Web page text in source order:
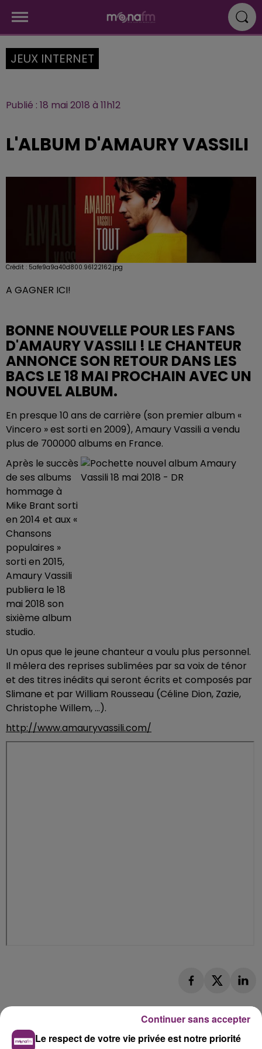
JEUX INTERNET
Publié : 18 mai 2018 à 11h12
L'ALBUM D'AMAURY VASSILI
Crédit : 5afe9a9a40d800.96122162.jpg
A GAGNER ICI!
BONNE NOUVELLE POUR LES FANS
D'AMAURY VASSILI ! LE CHANTEUR
ANNONCE SON RETOUR DANS LES
BACS LE 18 MAI PROCHAIN AVEC UN
NOUVEL ALBUM.
En presque 10 ans de carrière (son premier album «
Vincero » est sorti en 2009), Amaury Vassili a vendu
plus de 700000 albums en France.
Après le succès
de ses albums
hommage à
Mike Brant sorti
en 2014 et aux «
Chansons
populaires »
sorti en 2015,
Amaury Vassili
publiera le 18
mai 2018 son
sixième album
studio.
Un opus que le jeune chanteur a voulu plus personnel.
Il mêlera des reprises sublimées par sa voix de ténor
et des titres inédits qui seront écrits et composés par
Slimane et par William Rousseau (Céline Dion, Zazie,
Christophe Willem, …).
http://www.amauryvassili.com/
Le respect de votre vie privée est notre priorité
Continuer sans accepter